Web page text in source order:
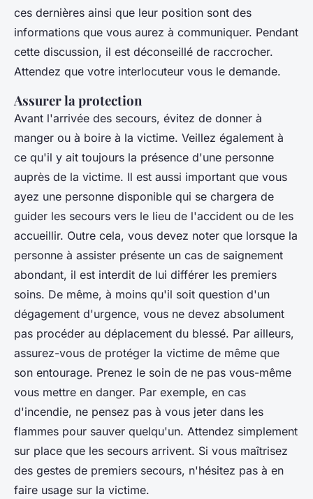
ces dernières ainsi que leur position sont des
informations que vous aurez à communiquer. Pendant
cette discussion, il est déconseillé de raccrocher.
Attendez que votre interlocuteur vous le demande.
Assurer la protection
Avant l'arrivée des secours, évitez de donner à
manger ou à boire à la victime. Veillez également à
ce qu'il y ait toujours la présence d'une personne
auprès de la victime. Il est aussi important que vous
ayez une personne disponible qui se chargera de
guider les secours vers le lieu de l'accident ou de les
accueillir. Outre cela, vous devez noter que lorsque la
personne à assister présente un cas de saignement
abondant, il est interdit de lui différer les premiers
soins. De même, à moins qu'il soit question d'un
dégagement d'urgence, vous ne devez absolument
pas procéder au déplacement du blessé. Par ailleurs,
assurez-vous de protéger la victime de même que
son entourage. Prenez le soin de ne pas vous-même
vous mettre en danger. Par exemple, en cas
d'incendie, ne pensez pas à vous jeter dans les
flammes pour sauver quelqu'un. Attendez simplement
sur place que les secours arrivent. Si vous maîtrisez
des gestes de premiers secours, n'hésitez pas à en
faire usage sur la victime.